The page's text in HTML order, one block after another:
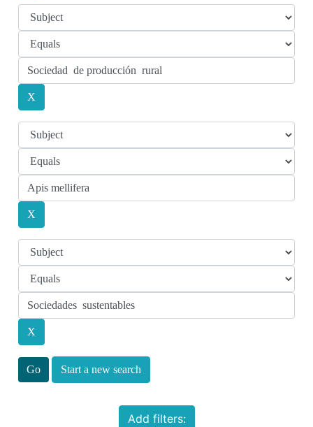
Start a new search
Add filters: